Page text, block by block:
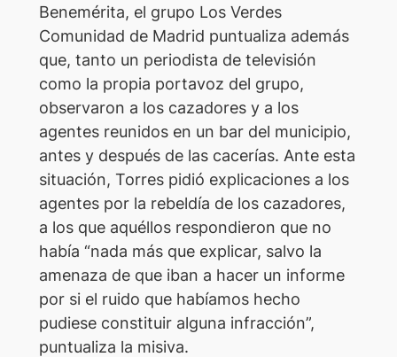
Benemérita, el grupo Los Verdes
Comunidad de Madrid puntualiza además
que, tanto un periodista de televisión
como la propia portavoz del grupo,
observaron a los cazadores y a los
agentes reunidos en un bar del municipio,
antes y después de las cacerías. Ante esta
situación, Torres pidió explicaciones a los
agentes por la rebeldía de los cazadores,
a los que aquéllos respondieron que no
había “nada más que explicar, salvo la
amenaza de que iban a hacer un informe
por si el ruido que habíamos hecho
pudiese constituir alguna infracción”,
puntualiza la misiva.